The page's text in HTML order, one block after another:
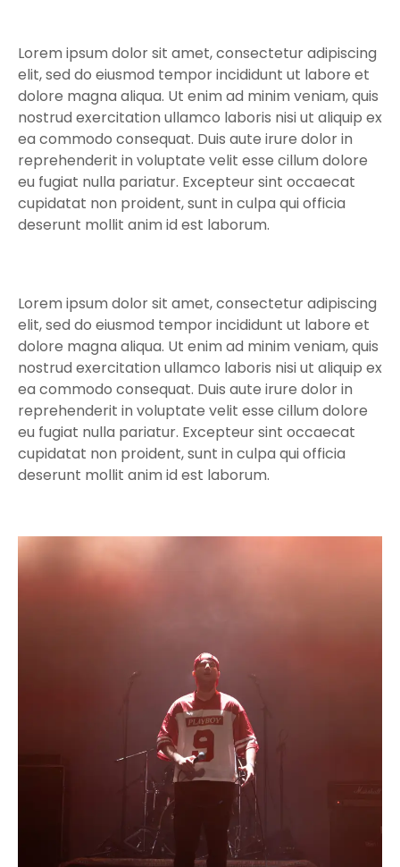
Kosten
Passend Onderwijs
Stage
Vakanties
Voor ouders en verzorgers
Voor nieuwe studenten
Inloggen startpunt
Lorem ipsum dolor sit amet, consectetur adipiscing
elit, sed do eiusmod tempor incididunt ut labore et
dolore magna aliqua. Ut enim ad minim veniam, quis
nostrud exercitation ullamco laboris nisi ut aliquip ex
ea commodo consequat. Duis aute irure dolor in
reprehenderit in voluptate velit esse cillum dolore
eu fugiat nulla pariatur. Excepteur sint occaecat
cupidatat non proident, sunt in culpa qui officia
deserunt mollit anim id est laborum.
Lorem ipsum dolor sit amet, consectetur adipiscing
elit, sed do eiusmod tempor incididunt ut labore et
dolore magna aliqua. Ut enim ad minim veniam, quis
nostrud exercitation ullamco laboris nisi ut aliquip ex
ea commodo consequat. Duis aute irure dolor in
reprehenderit in voluptate velit esse cillum dolore
eu fugiat nulla pariatur. Excepteur sint occaecat
cupidatat non proident, sunt in culpa qui officia
deserunt mollit anim id est laborum.